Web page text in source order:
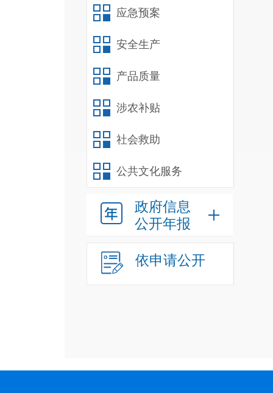
应急预案
安全生产
产品质量
涉农补贴
社会救助
公共文化服务
政府信息
公开年报
依申请公开